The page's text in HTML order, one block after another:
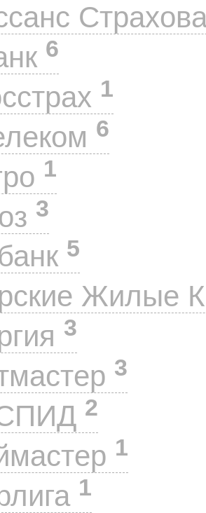
6
1
6
1
3
5
Жилые
3
3
2
1
1